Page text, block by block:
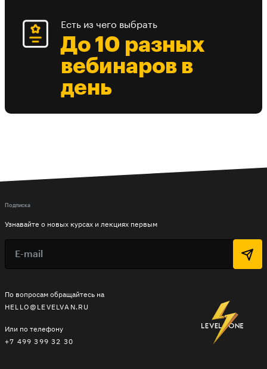
Есть из чего выбрать
До 10 разных
вебинаров в
день
По вопросам обращайтесь на
HELLO@LEVELVAN.RU
Или по телефону
+7 499 399 32 30
Подписка
Узнавайте о новых курсах и лекциях первым